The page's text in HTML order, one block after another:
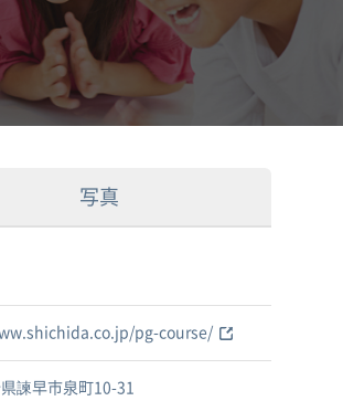
写真
pg-course/
諫早市泉町10-31